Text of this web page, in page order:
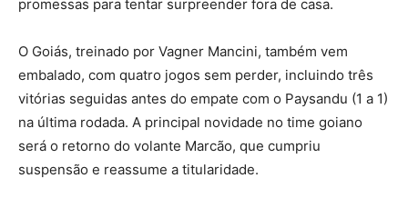
promessas para tentar surpreender fora de casa.
O Goiás, treinado por Vagner Mancini, também vem
embalado, com quatro jogos sem perder, incluindo três
vitórias seguidas antes do empate com o Paysandu (1 a 1)
na última rodada. A principal novidade no time goiano
será o retorno do volante Marcão, que cumpriu
suspensão e reassume a titularidade.